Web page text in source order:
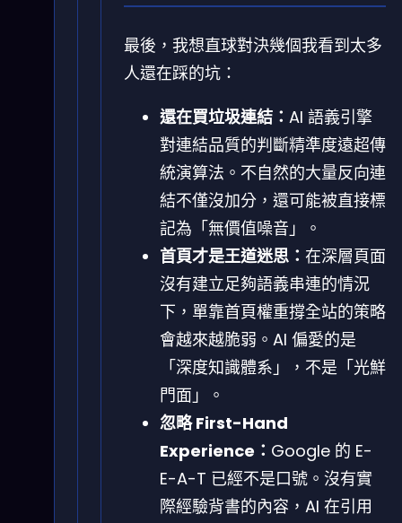
最後，我想直球對決幾個我看到太多
人還在踩的坑：
還在買垃圾連結： AI 語義引擎
對連結品質的判斷精準度遠超傳
統演算法。不自然的大量反向連
結不僅沒加分，還可能被直接標
記為「無價值噪音」。
首頁才是王道迷思： 在深層頁面
沒有建立足夠語義串連的情況
下，單靠首頁權重撐全站的策略
會越來越脆弱。AI 偏愛的是
「深度知識體系」，不是「光鮮
門面」。
忽略 First-Hand
Experience： Google 的 E-
E-A-T 已經不是口號。沒有實
際經驗背書的內容，AI 在引用